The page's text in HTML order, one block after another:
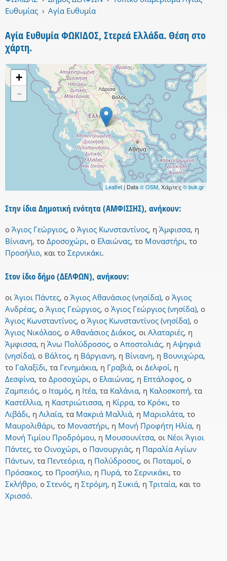
Ευθυμίας › Αγία Ευθυμία
Αγία Ευθυμία ΦΩΚΙΔΟΣ, Στερεά Ελλάδα. Θέση στο
χάρτη.
+
-
Leaflet| Data© OSM, Χάρτες © buk.gr
Στην ίδια Δημοτική ενότητα (ΑΜΦΙΣΣΗΣ), ανήκουν:
ο Άγιος Γεώργιος, ο Άγιος Κωνσταντίνος, η Άμφισσα, η
Βίνιανη, το Δροσοχώρι, ο Ελαιώνας, το Μοναστήρι, το
Προσήλιο, και το Σερνικάκι.
Στον ίδιο δήμο (ΔΕΛΦΩΝ), ανήκουν:
οι Άγιοι Πάντες, ο Άγιος Αθανάσιος (νησίδα), ο Άγιος
Ανδρέας, ο Άγιος Γεώργιος, ο Άγιος Γεώργιος (νησίδα), ο
Άγιος Κωνσταντίνος, ο Άγιος Κωνσταντίνος (νησίδα), ο
Άγιος Νικόλαος, ο Αθανάσιος Διάκος, οι Αλαταριές, η
Άμφισσα, η Άνω Πολύδροσος, ο Αποστολιάς, η Αψηφιά
(νησίδα), ο Βάλτος, η Βάργιανη, η Βίνιανη, η Βουνιχώρα,
το Γαλαξίδι, τα Γενημάκια, η Γραβιά, οι Δελφοί, η
Δεσφίνα, το Δροσοχώρι, ο Ελαιώνας, η Επτάλοφος, ο
Ζαμπειός, ο Ιταμός, η Ιτέα, τα Καλάνια, η Καλοσκοπή, τα
Καστέλλια, η Καστριώτισσα, η Κίρρα, το Κρόκι, το
Λιβάδι, η Λιλαία, τα Μακριά Μαλλιά, η Μαριολάτα, το
Μαυρολιθάρι, το Μοναστήρι, η Μονή Προφήτη Ηλία, η
Μονή Τιμίου Προδρόμου, η Μουσουνίτσα, οι Νέοι Άγιοι
Πάντες, το Οινοχώρι, ο Πανουργιάς, η Παραλία Αγίων
Πάντων, τα Πεντεόρια, η Πολύδροσος, οι Ποταμοί, ο
Πρόσακος, το Προσήλιο, η Πυρά, το Σερνικάκι, το
Σκλήθρο, ο Στενός, η Στρόμη, η Συκιά, η Τριταία, και το
Χρισσό.